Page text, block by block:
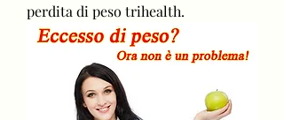
perdita di peso trihealth.